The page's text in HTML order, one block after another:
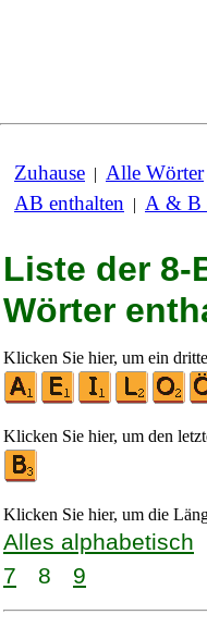
Zuhause | Alle Wörter
AB enthalten | A & B
Liste der 8-
Wörter
Klicken Sie hier, um ein
Klicken Sie hier, um den
Klicken Sie hier, um die
Alles alphabetisch
7
8 9